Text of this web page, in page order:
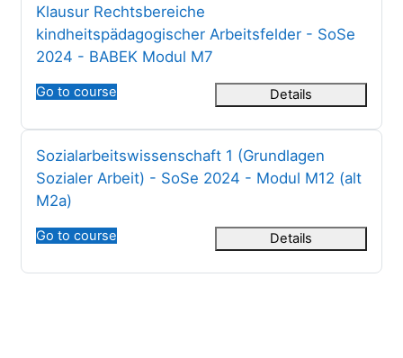
Titolo del corso
Klausur Rechtsbereiche
kindheitspädagogischer Arbeitsfelder - SoSe
2024 - BABEK Modul M7
Go to course Details
Titolo del corso
Sozialarbeitswissenschaft 1 (Grundlagen
Sozialer Arbeit) - SoSe 2024 - Modul M12 (alt
M2a)
Go to course Details